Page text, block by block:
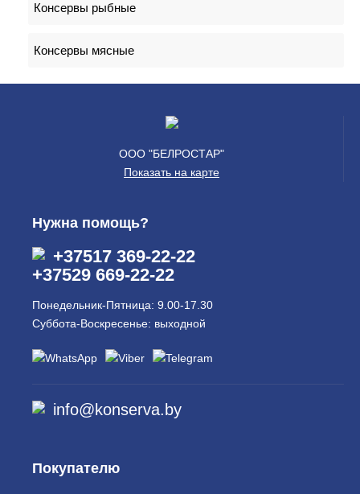
Консервы рыбные
Консервы мясные
ООО "БЕЛРОСТАР"
Показать на карте
Нужна помощь?
+37517 369-22-22
+37529 669-22-22
Понедельник-Пятница: 9.00-17.30
Суббота-Воскресенье: выходной
info@konserva.by
Покупателю